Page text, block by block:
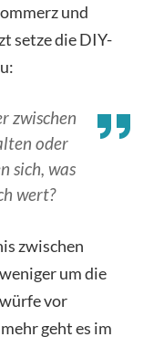
und
setze die DIY-
zwischen
oder
sich, was
wert?
zwischen
um die
vor
geht es im